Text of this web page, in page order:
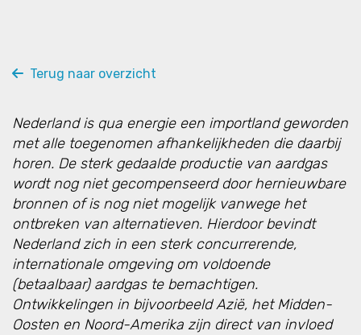
Terug naar overzicht
Nederland is qua energie een importland geworden
met alle toegenomen afhankelijkheden die daarbij
horen. De sterk gedaalde productie van aardgas
wordt nog niet gecompenseerd door hernieuwbare
bronnen of is nog niet mogelijk vanwege het
ontbreken van alternatieven. Hierdoor bevindt
Nederland zich in een sterk concurrerende,
internationale omgeving om voldoende
(betaalbaar) aardgas te bemachtigen.
Ontwikkelingen in bijvoorbeeld Azië, het Midden-
Oosten en Noord-Amerika zijn direct van invloed